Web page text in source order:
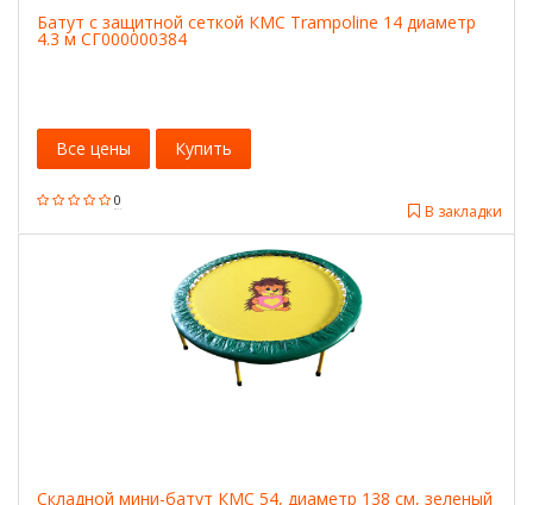
Батут с защитной сеткой КМС Trampoline 14 диаметр
4.3 м СГ000000384
0
В закладки
Все цены Купить
Складной мини-батут КМС 54, диаметр 138 см, зеленый